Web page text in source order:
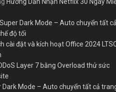
Super Dark Mode – Auto chuyển tất cả
độ tối
cài đặt và kích hoạt Office 2024
Layer 7 bằng Overload thử sức
Dark Mode – Auto chuyển tất cả